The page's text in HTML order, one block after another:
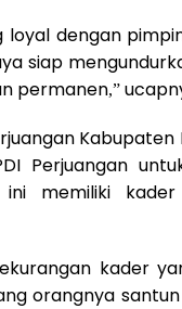
loyal dengan
siap
permanen,”
Perjuangan
ini memiliki
kader
orangnya